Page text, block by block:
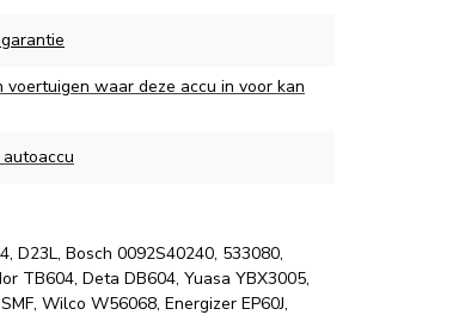
voertuigen waar deze accu in voor kan
D23L, Bosch 0092S40240, 533080,
TB604, Deta DB604, Yuasa YBX3005,
Wilco W56068, Energizer EP60J,